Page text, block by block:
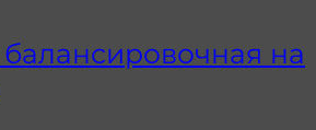
на